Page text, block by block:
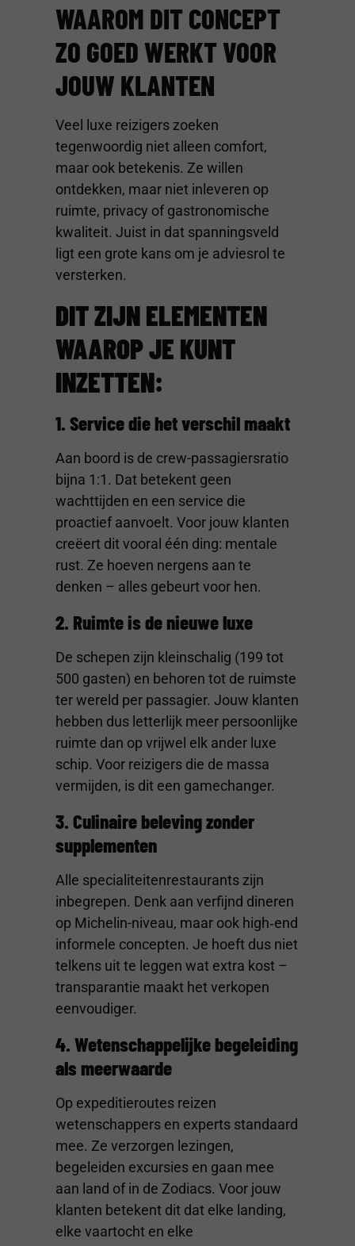
WAAROM DIT CONCEPT
ZO GOED WERKT VOOR
JOUW KLANTEN
Veel luxe reizigers zoeken
tegenwoordig niet alleen comfort,
maar ook betekenis. Ze willen
ontdekken, maar niet inleveren op
ruimte, privacy of gastronomische
kwaliteit. Juist in dat spanningsveld
ligt een grote kans om je adviesrol te
versterken.
DIT ZIJN ELEMENTEN
WAAROP JE KUNT
INZETTEN:
1. Service die het verschil maakt
Aan boord is de crew-passagiersratio
bijna 1:1. Dat betekent geen
wachttijden en een service die
proactief aanvoelt. Voor jouw klanten
creëert dit vooral één ding: mentale
rust. Ze hoeven nergens aan te
denken – alles gebeurt voor hen.
2. Ruimte is de nieuwe luxe
De schepen zijn kleinschalig (199 tot
500 gasten) en behoren tot de ruimste
ter wereld per passagier. Jouw klanten
hebben dus letterlijk meer persoonlijke
ruimte dan op vrijwel elk ander luxe
schip. Voor reizigers die de massa
vermijden, is dit een gamechanger.
3. Culinaire beleving zonder
supplementen
Alle specialiteitenrestaurants zijn
inbegrepen. Denk aan verfijnd dineren
op Michelin-niveau, maar ook high‑end
informele concepten. Je hoeft dus niet
telkens uit te leggen wat extra kost –
transparantie maakt het verkopen
eenvoudiger.
4. Wetenschappelijke begeleiding
als meerwaarde
Op expeditieroutes reizen
wetenschappers en experts standaard
mee. Ze verzorgen lezingen,
begeleiden excursies en gaan mee
aan land of in de Zodiacs. Voor jouw
klanten betekent dit dat elke landing,
elke vaartocht en elke